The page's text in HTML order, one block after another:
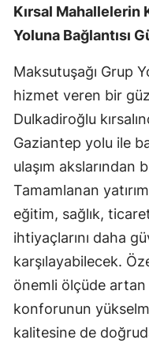
Kırsal Mahallelerin
Yoluna Bağlantısı
Maksutuşağı Grup
hizmet veren bir
Dulkadiroğlu
Gaziantep yolu ile
ulaşım akslarından
Tamamlanan
eğitim, sağlık,
ihtiyaçlarını daha
karşılayabilecek.
önemli ölçüde artan
konforunun
kalitesine de